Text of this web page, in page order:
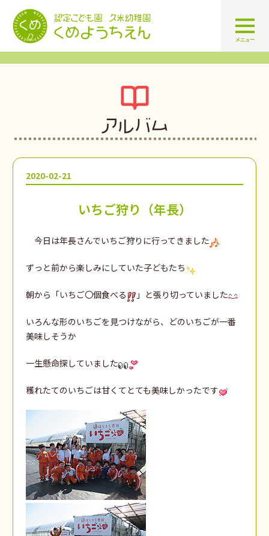
認定こども園 学校法人久米幼
メニュー
アルバム
2020-02-21
いちご狩り（年長）
今日は年長さんでいちご狩りに行ってきました
ずっと前から楽しみにしていた子どもたち
朝から「いちご〇個食べる 」と張り切っていました
いろんな形のいちごを見つけながら、どのいちごが一番
美味しそうか
一生懸命探していました
穫れたてのいちごは甘くてとても美味しかったです